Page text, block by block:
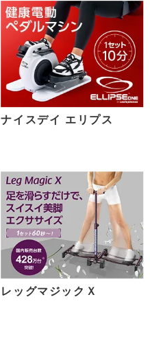
ナイスデイ エリプス
レッグマジックＸ